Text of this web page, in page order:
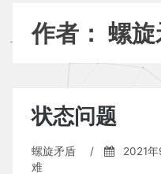
作者： 螺
状态问题
螺旋矛盾 / 2021
难